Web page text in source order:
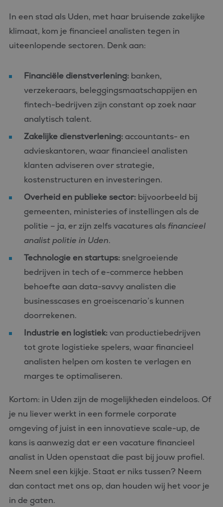
In een stad als Uden, met haar bruisende zakelijke
klimaat, kom je financieel analisten tegen in
uiteenlopende sectoren. Denk aan:
Financiële dienstverlening: banken,
verzekeraars, beleggingsmaatschappijen en
fintech-bedrijven zijn constant op zoek naar
analytisch talent.
Zakelijke dienstverlening:accountants- en
advieskantoren, waar financieel analisten
klanten adviseren over strategie,
kostenstructuren en investeringen.
Overheid en publieke sector: bijvoorbeeld bij
gemeenten, ministeries of instellingen als de
politie – ja, er zijn zelfs vacatures als financieel
analist politie in Uden.
Technologie en startups: snelgroeiende
bedrijven in tech of e-commerce hebben
behoefte aan data-savvy analisten die
businesscases en groeiscenario’s kunnen
doorrekenen.
Industrie en logistiek:van productiebedrijven
tot grote logistieke spelers, waar financieel
analisten helpen om kosten te verlagen en
marges te optimaliseren.
Kortom: in Uden zijn de mogelijkheden eindeloos. Of
je nu liever werkt in een formele corporate
omgeving of juist in een innovatieve scale-up, de
kans is aanwezig dat er een vacature financieel
analist in Uden openstaat die past bij jouw profiel.
Neem snel een kijkje. Staat er niks tussen? Neem
dan contact met ons op, dan houden wij het voor je
in de gaten.